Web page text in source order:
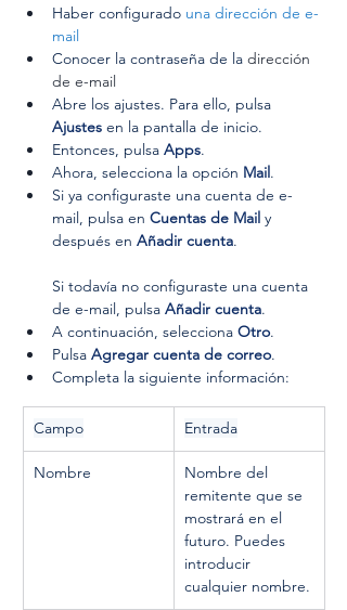
Haber configurado una dirección de e-
mail
Conocer la contraseña de la dirección
de e-mail
Abre los ajustes. Para ello, pulsa
Ajustes en la pantalla de inicio.
Entonces, pulsa Apps.
Ahora, selecciona la opción Mail.
Si ya configuraste una cuenta de e-
mail, pulsa en Cuentas de Mail y
después en Añadir cuenta.
Si todavía no configuraste una cuenta
de e-mail, pulsa Añadir cuenta.
A continuación, selecciona Otro.
Pulsa Agregar cuenta de correo.
Completa la siguiente información:
Campo Entrada
Nombre
Nombre del
remitente que se
mostrará en el
futuro. Puedes
introducir
cualquier nombre.